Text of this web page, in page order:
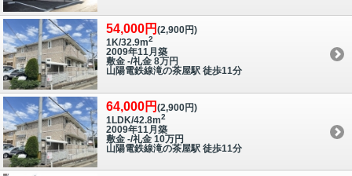
54,000円 (2,900円)
1K/32.9m2
2009年11月築
敷金 -/礼金 8万円
山陽電鉄線滝の茶屋駅 徒歩11分
64,000円 (2,900円)
1LDK/42.8m2
2009年11月築
敷金 -/礼金 10万円
山陽電鉄線滝の茶屋駅 徒歩11分